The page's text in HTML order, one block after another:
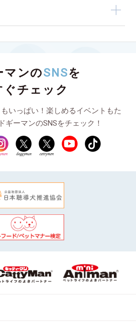
マンのSNSを
ぐチェック
いっぱい！楽しめるイベントもた
ギーマンのSNSをチェック！